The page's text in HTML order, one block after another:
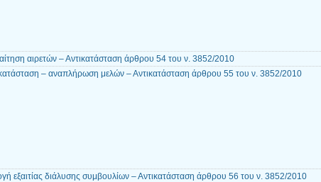
αιρετών – Αντικατάσταση άρθρου 54 του ν. 3852/2010
– αναπλήρωση μελών – Αντικατάσταση άρθρου 55 του ν. 3852/2010
εξαιτίας διάλυσης συμβουλίων – Αντικατάσταση άρθρου 56 του ν. 3852/2010